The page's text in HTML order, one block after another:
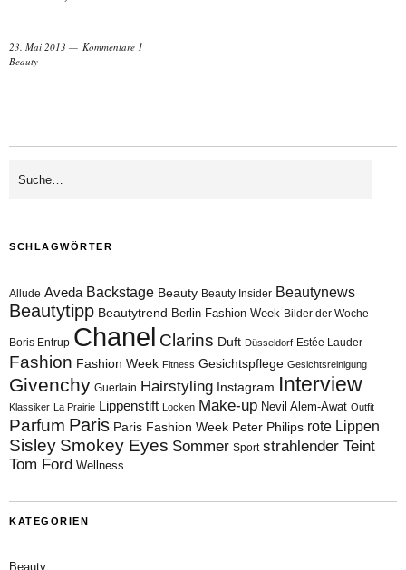
23. Mai 2013
Kommentare 1
Beauty
SCHLAGWÖRTER
Allude Aveda Backstage Beauty Beauty Insider Beautynews
Beautytipp Beautytrend Berlin Fashion Week Bilder der Woche
Boris Entrup Chanel Clarins Duft Düsseldorf Estée Lauder
Fashion Fashion Week Fitness Gesichtspflege Gesichtsreinigung
Givenchy Guerlain Hairstyling Instagram Interview
Klassiker La Prairie Lippenstift Locken Make-up Nevil Alem-Awat Outfit
Parfum Paris Paris Fashion Week Peter Philips rote Lippen
Sisley Smokey Eyes Sommer Sport strahlender Teint
Tom Ford Wellness
KATEGORIEN
Beauty